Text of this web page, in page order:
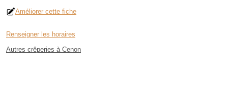
Améliorer cette fiche
Renseigner les horaires
Autres crêperies à Cenon